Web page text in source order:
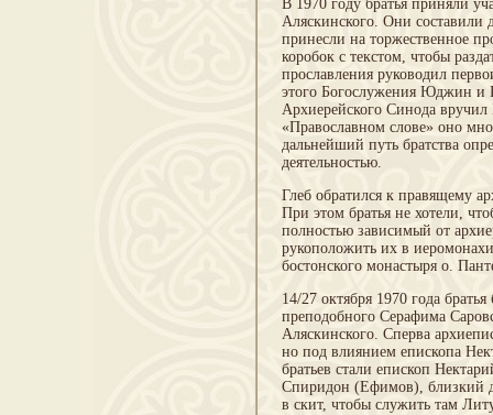
В 1970 году братья приняли
Аляскинского. Они
принесли на торжественное
коробок с текстом, чтобы
прославления руководил
этого Богослужения Юджин и
Архиерейского Синода
«Православном слове» оно
дальнейший путь братства
деятельностью.
Глеб обратился к правящему
При этом братья не хотели,
полностью зависимый от
рукоположить их в
бостонского монастыря о.
14/27 октября 1970 года
преподобного Серафима
Аляскинского. Сперва
но под влиянием епископа
братьев стали епископ
Спиридон (Ефимов), близкий
в скит, чтобы служить там